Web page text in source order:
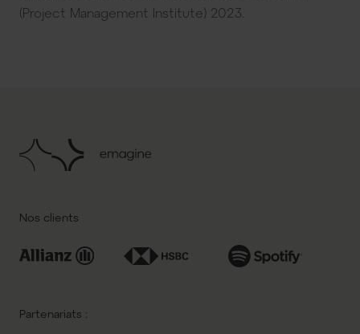
(Project Management Institute) 2023.
Nos clients
Partenariats :